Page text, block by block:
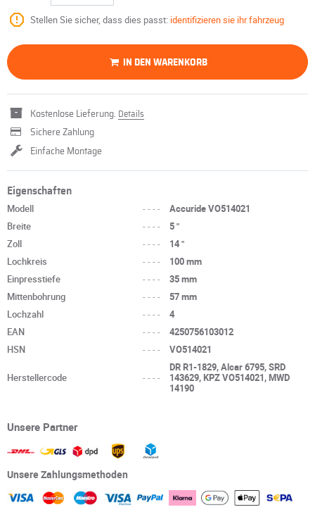
Stellen Sie sicher, dass dies passt: identifizieren sie ihr fahrzeug
IN DEN WARENKORB
Kostenlose Lieferung. Details
Sichere Zahlung
Einfache Montage
Eigenschaften
Modell ----
Accuride VO514021
Breite
----
5 "
Zoll
----
14 "
Lochkreis
----
100 mm
Einpresstiefe
----
35 mm
Mittenbohrung
----
57 mm
Lochzahl
----
4
EAN
----
4250756103012
HSN
---- VO514021
Herstellercode ----
DR R1-1829, Alcar 6795, SRD
143629, KPZ VO514021, MWD
14190
Unsere Partner
Unsere Zahlungsmethoden